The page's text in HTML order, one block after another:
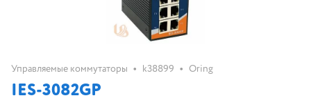
Управляемые коммутаторы • k38899 • Oring
IES-3082GP